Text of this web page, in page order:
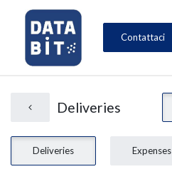
Contattaci
Deliveries
Deliveries Expenses